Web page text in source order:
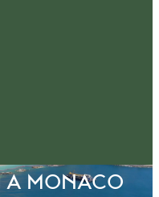
A MONACO